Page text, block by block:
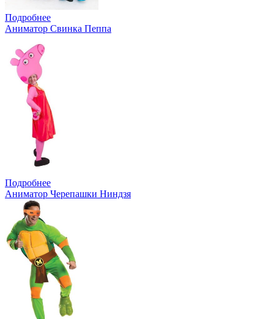
Подробнее
Аниматор Свинка Пеппа
Подробнее
Аниматор Черепашки Ниндзя